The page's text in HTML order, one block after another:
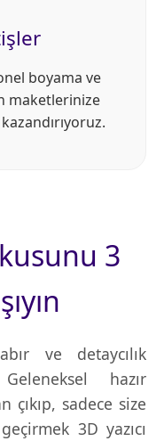
boyama ve
maketlerinize
3
ve detaycılık
hazır
çıkıp, sadece size
3D yazıcı